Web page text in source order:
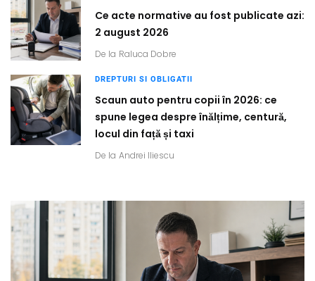
Ce acte normative au fost publicate azi:
2 august 2026
De la Raluca Dobre
DREPTURI SI OBLIGATII
Scaun auto pentru copii în 2026: ce
spune legea despre înălțime, centură,
locul din față și taxi
De la Andrei Iliescu